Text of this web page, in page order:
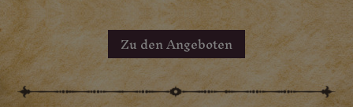
Zu den Angeboten